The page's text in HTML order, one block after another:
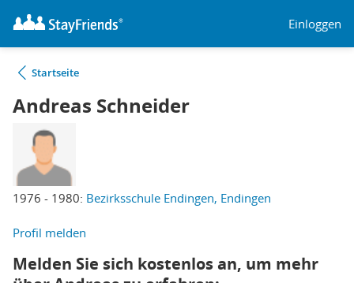
Einloggen
Startseite
Andreas Schneider
1976 - 1980: Bezirksschule Endingen, Endingen
Profil melden
Melden Sie sich kostenlos an, um mehr